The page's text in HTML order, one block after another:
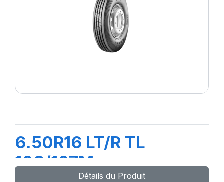
6.50R16 LT/R TL
108/107M
Détails du Produit